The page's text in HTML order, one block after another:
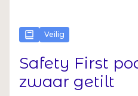
Veilig
Safety First
zwaar getilt